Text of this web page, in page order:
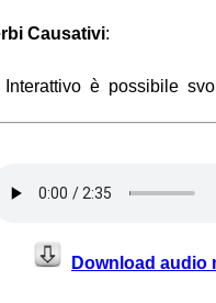
Causativi:
è possibile
Download audio